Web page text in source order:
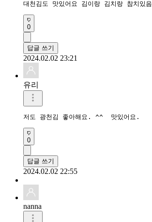
대천김도 맛있어요 김이랑 김치랑 참치있
0
답글 쓰기
2024.02.02 23:21
유리
저도 광천김 좋아해요. ^^  맛있어요.
0
답글 쓰기
2024.02.02 22:55
nanna